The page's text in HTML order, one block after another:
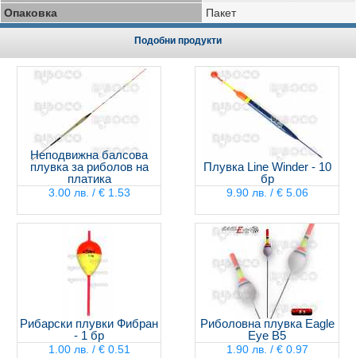
Опаковка
Пакет
Подобни продукти
Неподвижна балсова
плувка за риболов на
платика
3.00 лв. / € 1.53
Плувка Line Winder - 10
бр
9.90 лв. / € 5.06
Рибарски плувки Фибран
- 1 бр
1.00 лв. / € 0.51
Риболовна плувка Eagle
Eye B5
1.90 лв. / € 0.97